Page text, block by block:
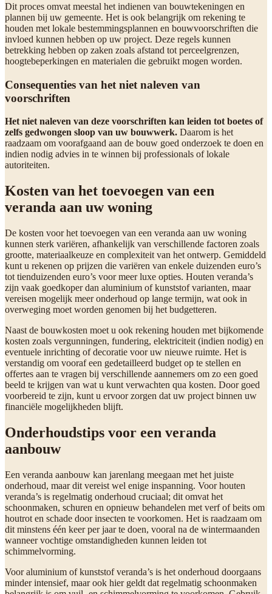
Dit proces omvat meestal het indienen van bouwtekeningen en
plannen bij uw gemeente. Het is ook belangrijk om rekening te
houden met lokale bestemmingsplannen en bouwvoorschriften die
invloed kunnen hebben op uw project. Deze regels kunnen
betrekking hebben op zaken zoals afstand tot perceelgrenzen,
hoogtebeperkingen en materialen die gebruikt mogen worden.
Consequenties van het niet naleven van
voorschriften
Het niet naleven van deze voorschriften kan leiden tot boetes of
zelfs gedwongen sloop van uw bouwwerk. Daarom is het
raadzaam om voorafgaand aan de bouw goed onderzoek te doen en
indien nodig advies in te winnen bij professionals of lokale
autoriteiten.
Kosten van het toevoegen van een
veranda aan uw woning
De kosten voor het toevoegen van een veranda aan uw woning
kunnen sterk variëren, afhankelijk van verschillende factoren zoals
grootte, materiaalkeuze en complexiteit van het ontwerp. Gemiddeld
kunt u rekenen op prijzen die variëren van enkele duizenden euro’s
tot tienduizenden euro’s voor meer luxe opties. Houten veranda’s
zijn vaak goedkoper dan aluminium of kunststof varianten, maar
vereisen mogelijk meer onderhoud op lange termijn, wat ook in
overweging moet worden genomen bij het budgetteren.
Naast de bouwkosten moet u ook rekening houden met bijkomende
kosten zoals vergunningen, fundering, elektriciteit (indien nodig) en
eventuele inrichting of decoratie voor uw nieuwe ruimte. Het is
verstandig om vooraf een gedetailleerd budget op te stellen en
offertes aan te vragen bij verschillende aannemers om zo een goed
beeld te krijgen van wat u kunt verwachten qua kosten. Door goed
voorbereid te zijn, kunt u ervoor zorgen dat uw project binnen uw
financiële mogelijkheden blijft.
Onderhoudstips voor een veranda
aanbouw
Een veranda aanbouw kan jarenlang meegaan met het juiste
onderhoud, maar dit vereist wel enige inspanning. Voor houten
veranda’s is regelmatig onderhoud cruciaal; dit omvat het
schoonmaken, schuren en opnieuw behandelen met verf of beits om
houtrot en schade door insecten te voorkomen. Het is raadzaam om
dit minstens één keer per jaar te doen, vooral na de wintermaanden
wanneer vochtige omstandigheden kunnen leiden tot
schimmelvorming.
Voor aluminium of kunststof veranda’s is het onderhoud doorgaans
minder intensief, maar ook hier geldt dat regelmatig schoonmaken